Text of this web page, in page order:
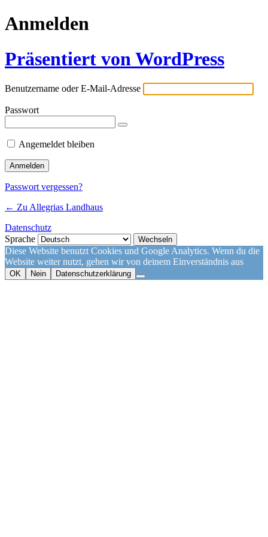
Anmelden
Präsentiert von WordPress
Benutzername oder E-Mail-Adresse
Passwort
Angemeldet bleiben
Passwort vergessen?
← Zu Allegrias Landhaus
Datenschutz
Sprache
Diese Website benutzt Cookies und Google Analytics. Wenn du die
Website weiter nutzt, gehen wir von deinem Einverständnis aus
OK Nein Datenschutzerklärung